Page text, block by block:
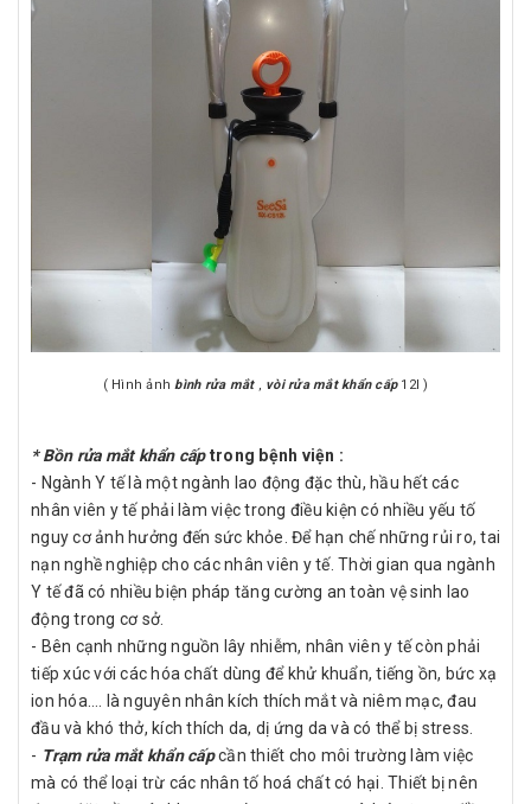
( Hình ảnhbình rửa mắt , vòi rửa mắt khẩn cấp 12l )
* Bồn rửa mắt khẩn cấptrong bệnh viện :
- Ngành Y tế là một ngành lao động đặc thù, hầu hết các
nhân viên y tế phải làm việc trong điều kiện có nhiều yếu tố
nguy cơ ảnh hưởng đến sức khỏe. Để hạn chế những rủi ro, tai
nạn nghề nghiệp cho các nhân viên y tế. Thời gian qua ngành
Y tế đã có nhiều biện pháp tăng cường an toàn vệ sinh lao
động trong cơ sở.
- Bên cạnh những nguồn lây nhiễm, nhân viên y tế còn phải
tiếp xúc với các hóa chất dùng để khử khuẩn, tiếng ồn, bức xạ
ion hóa…. là nguyên nhân kích thích mắt và niêm mạc, đau
đầu và khó thở, kích thích da, dị ứng da và có thể bị stress.
- Trạm rửa mắt khẩn cấpcần thiết cho môi trường làm việc
mà có thể loại trừ các nhân tố hoá chất có hại. Thiết bị nên